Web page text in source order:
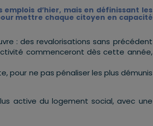
d’hier, mais en définissant les
mettre chaque citoyen en capacité
: des revalorisations sans précédent
commenceront dès cette année,
pour ne pas pénaliser les plus démunis
active du logement social, avec une